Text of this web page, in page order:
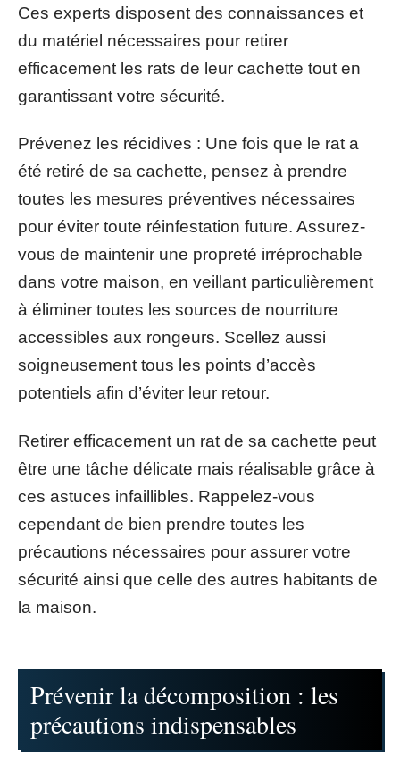
Ces experts disposent des connaissances et
du matériel nécessaires pour retirer
efficacement les rats de leur cachette tout en
garantissant votre sécurité.
Prévenez les récidives : Une fois que le rat a
été retiré de sa cachette, pensez à prendre
toutes les mesures préventives nécessaires
pour éviter toute réinfestation future. Assurez-
vous de maintenir une propreté irréprochable
dans votre maison, en veillant particulièrement
à éliminer toutes les sources de nourriture
accessibles aux rongeurs. Scellez aussi
soigneusement tous les points d’accès
potentiels afin d’éviter leur retour.
Retirer efficacement un rat de sa cachette peut
être une tâche délicate mais réalisable grâce à
ces astuces infaillibles. Rappelez-vous
cependant de bien prendre toutes les
précautions nécessaires pour assurer votre
sécurité ainsi que celle des autres habitants de
la maison.
Prévenir la décomposition : les
précautions indispensables